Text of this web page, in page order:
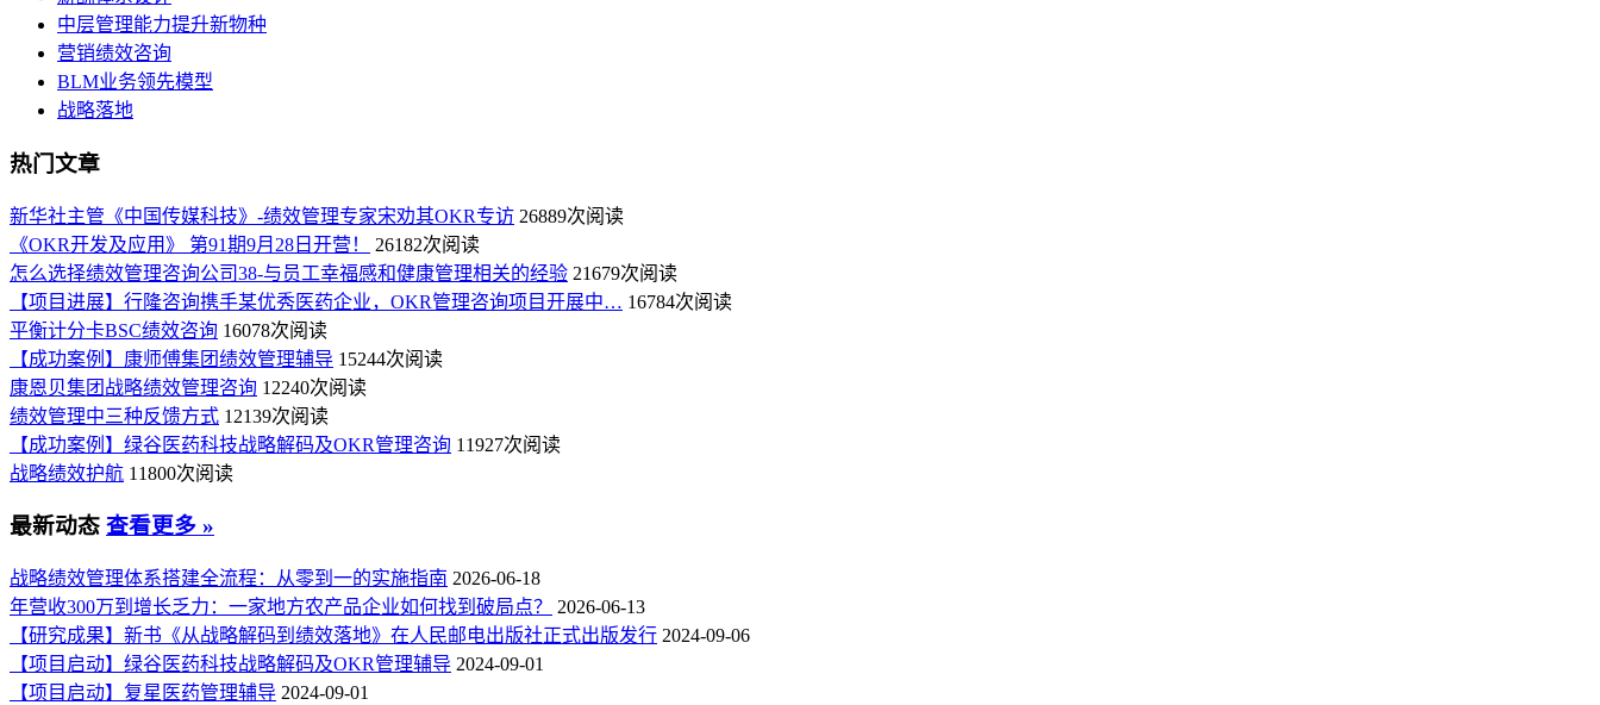
中层管理能力提升新物种
营销绩效咨询
BLM业务领先模型
战略落地
热门文章
新华社主管《中国传媒科技》-绩效管理专家宋劝其OKR专访 26889次阅读
《OKR开发及应用》 第91期9月28日开营！
26182次阅读
怎么选择绩效管理咨询公司38-与员工幸福感和健康管理相关的经验 21679次阅读
【项目进展】行隆咨询携手某优秀医药企业，OKR管理咨询项目开展中… 16784次阅读
平衡计分卡BSC绩效咨询 16078次阅读
【成功案例】康师傅集团绩效管理辅导 15244次阅读
康恩贝集团战略绩效管理咨询 12240次阅读
绩效管理中三种反馈方式 12139次阅读
【成功案例】绿谷医药科技战略解码及OKR管理咨询 11927次阅读
战略绩效护航 11800次阅读
最新动态 查看更多 »
战略绩效管理体系搭建全流程：从零到一的实施指南 2026-06-18
年营收300万到增长乏力：一家地方农产品企业如何找到破局点？
2026-06-13
【研究成果】新书《从战略解码到绩效落地》在人民邮电出版社正式出版发行 2024-09-06
【项目启动】绿谷医药科技战略解码及OKR管理辅导 2024-09-01
【项目启动】复星医药管理辅导 2024-09-01